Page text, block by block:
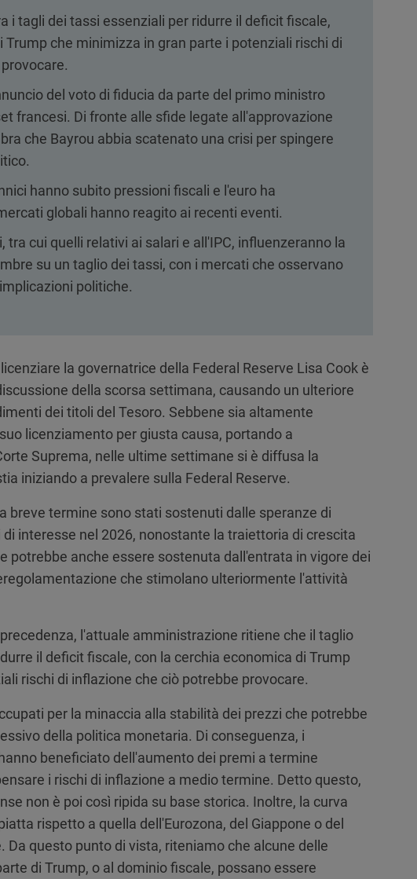
i tagli dei tassi essenziali per ridurre il deficit fiscale,
Trump che minimizza in gran parte i potenziali rischi di
del voto di fiducia da parte del primo ministro
francesi. Di fronte alle sfide legate all'approvazione
che Bayrou abbia scatenato una crisi per spingere
hanno subito pressioni fiscali e l'euro ha
globali hanno reagito ai recenti eventi.
tra cui quelli relativi ai salari e all'IPC, influenzeranno la
su un taglio dei tassi, con i mercati che osservano
politiche.
la governatrice della Federal Reserve Lisa Cook è
della scorsa settimana, causando un ulteriore
dei titoli del Tesoro. Sebbene sia altamente
licenziamento per giusta causa, portando a
Suprema, nelle ultime settimane si è diffusa la
iniziando a prevalere sulla Federal Reserve.
breve termine sono stati sostenuti dalle speranze di
interesse nel 2026, nonostante la traiettoria di crescita
potrebbe anche essere sostenuta dall'entrata in vigore dei
che stimolano ulteriormente l'attività
l'attuale amministrazione ritiene che il taglio
il deficit fiscale, con la cerchia economica di Trump
rischi di inflazione che ciò potrebbe provocare.
per la minaccia alla stabilità dei prezzi che potrebbe
della politica monetaria. Di conseguenza, i
beneficiato dell'aumento dei premi a termine
i rischi di inflazione a medio termine. Detto questo,
non è poi così ripida su base storica. Inoltre, la curva
rispetto a quella dell'Eurozona, del Giappone o del
Da questo punto di vista, riteniamo che alcune delle
di Trump, o al dominio fiscale, possano essere